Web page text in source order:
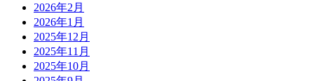
2026年2月
2026年1月
2025年12月
2025年11月
2025年10月